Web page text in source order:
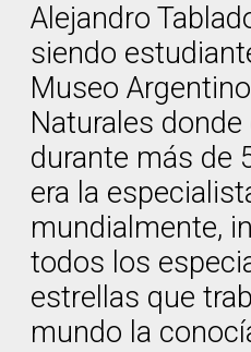
Alejandro
siendo
Museo
Naturales
durante más de
era la
mundialmente,
todos los
estrellas que
mundo la